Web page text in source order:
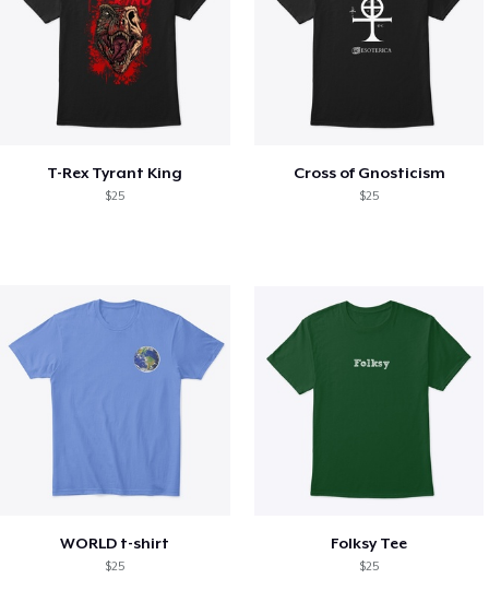
T-Rex Tyrant King
$25
Cross of Gnosticism
$25
WORLD t-shirt
$25
Folksy Tee
$25